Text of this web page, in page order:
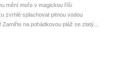
mění moře v magickou říši
zvrhlé splachovat pitnou vodou
na pohádkovou pláž se zlatý...